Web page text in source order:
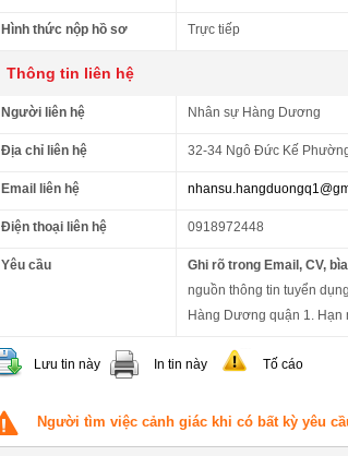
Hình thức nộp hồ sơ Trực tiếp
Thông tin liên hệ
Người liên hệ Nhân sự Hàng Dương
Địa chỉ liên hệ 32-34 Ngô Đức Kế
Email liên hệ
Điện thoại liên hệ 0918972448
Yêu cầu Ghi rõ trong Email, CV,
nguồn thông tin tuyển
Hàng Dương quận 1. Hạn
Lưu tin này In tin này Tố cáo
Người tìm việc cảnh giác khi có bất kỳ yêu